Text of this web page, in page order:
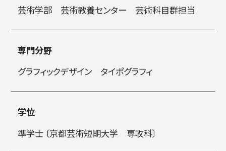
简体字 繁体字
通信教育部
芸術学部 芸術教養センター 芸術科目群担当
専門分野
グラフィックデザイン タイポグラフィ
学位
準学士 〔京都芸術短期大学 専攻科〕